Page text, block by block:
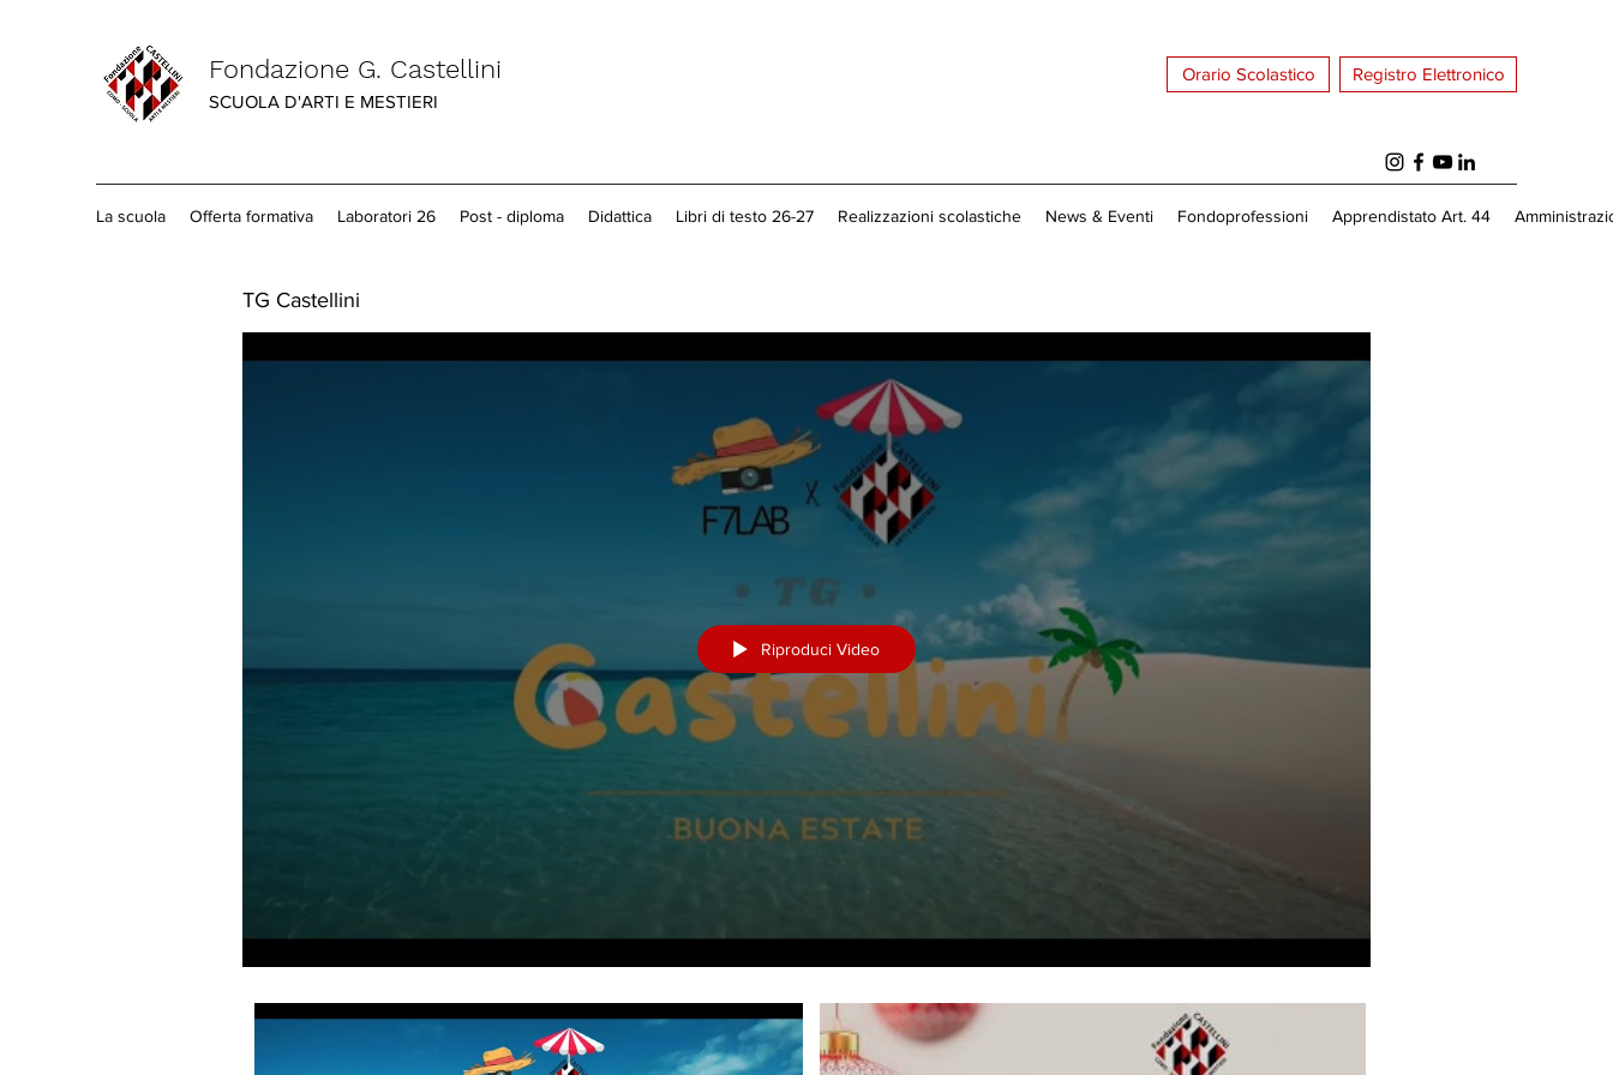
Fondazione G. Castellini
SCUOLA D'ARTI E MESTIERI
Orario Scolastico Registro Elettronico
La scuola Offerta formativa Laboratori 26 Post - diploma Didattica Libri di testo 26-27 Realizzazioni scolastiche News & Eventi Fondoprofessioni Apprendistato Art. 44
TG Castellini
Riproduci Video